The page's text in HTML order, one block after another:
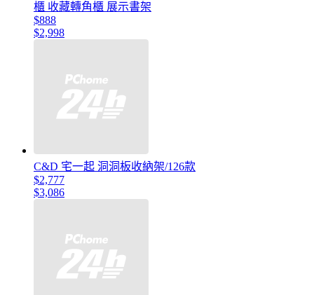
櫃 收藏轉角櫃 展示書架
$888
$2,998
C&D 宅一起 洞洞板收納架/126款
$2,777
$3,086